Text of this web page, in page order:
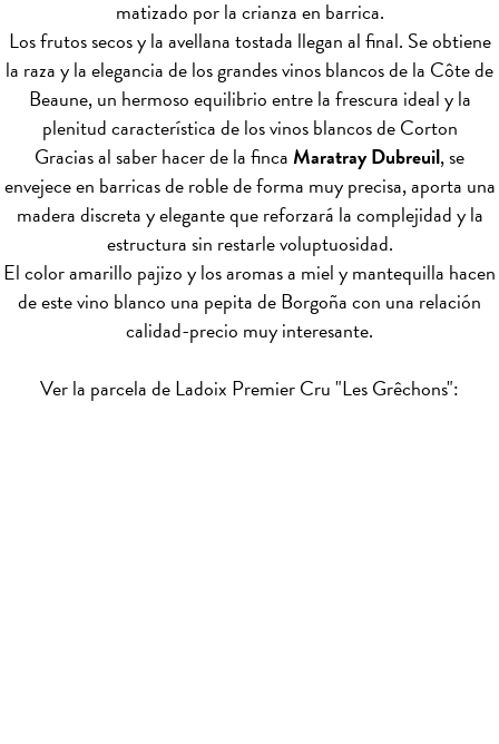
matizado por la crianza en barrica.
Los frutos secos y la avellana tostada llegan al final. Se obtiene
la raza y la elegancia de los grandes vinos blancos de la Côte de
Beaune, un hermoso equilibrio entre la frescura ideal y la
plenitud característica de los vinos blancos de Corton
Gracias al saber hacer de la fincaMaratray Dubreuil, se
envejece en barricas de roble de forma muy precisa, aporta una
madera discreta y elegante que reforzará la complejidad y la
estructura sin restarle voluptuosidad.
El color amarillo pajizo y los aromas a miel y mantequilla hacen
de este vino blanco una pepita de Borgoña con una relación
calidad-precio muy interesante.
Ver la parcela de Ladoix Premier Cru "Les Grêchons":